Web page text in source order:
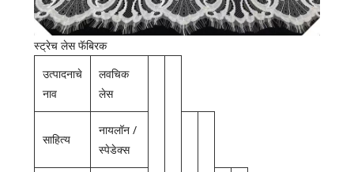
स्ट्रेच लेस फॅबिरक
उत्पादनाचे
नाव
लवचिक
लेस
साहित्य
नायलॉन /
स्पेडेक्स